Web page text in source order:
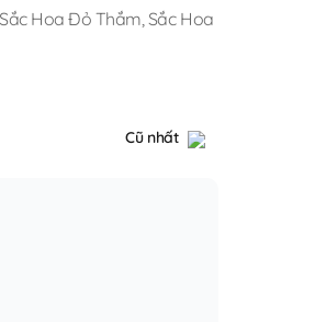
Hoa Đỏ Thắm,Sắc Hoa
Cũ nhất